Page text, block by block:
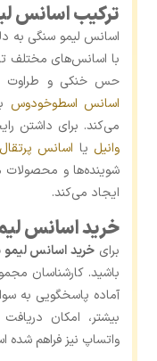
ترکیب اسانس
اسانس لیمو سنگی به
با اسانس‌های مختلف
حس خنکی و طراوت
اسانس اسطوخودوس
می‌کند. برای داشتن
وانیل یا اسانس پرتقال
شوینده‌ها و محصولات
ایجاد می‌کند.
خرید اسانس
برای خرید اسانس
آماده پاسخگویی به
بیشتر، امکان
واتساپ نیز فراهم شده